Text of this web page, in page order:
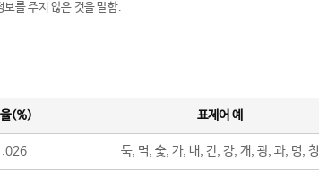
보를 주지 않은 것을 말함.
(%) 표제어 예
둑, 먹, 숯, 가, 내, 간, 강, 개, 광, 과, 명, 청